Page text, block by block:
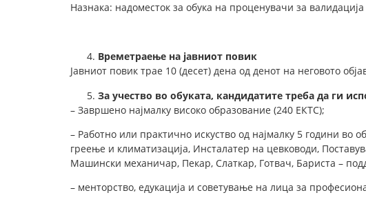
Назнака: надоместок за обука на проценувачи за валидација
Времетраење на јавниот повик
Јавниот повик трае 10 (десет) дена од денот на неговото
За учество во обуката, кандидатите треба да ги
– Завршено најмалку високо образование (240 ЕКТС);
– Работно или практично искуство од најмалку 5 години во
греење и климатизација, Инсталатер на цевководи,
Машински механичар, Пекар, Слаткар, Готвач, Бариста –
– менторство, едукација и советување на лица за